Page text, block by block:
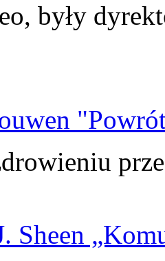
były
Sheen